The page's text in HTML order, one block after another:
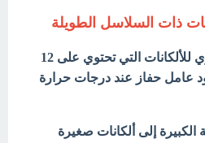
ذات السلاسل الطويلة
- هو عملية التكسير الحراري للألكانات التي تحتوي على 12
عامل حفاز عند درجات حرارة
إلى ألكانات صغيرة